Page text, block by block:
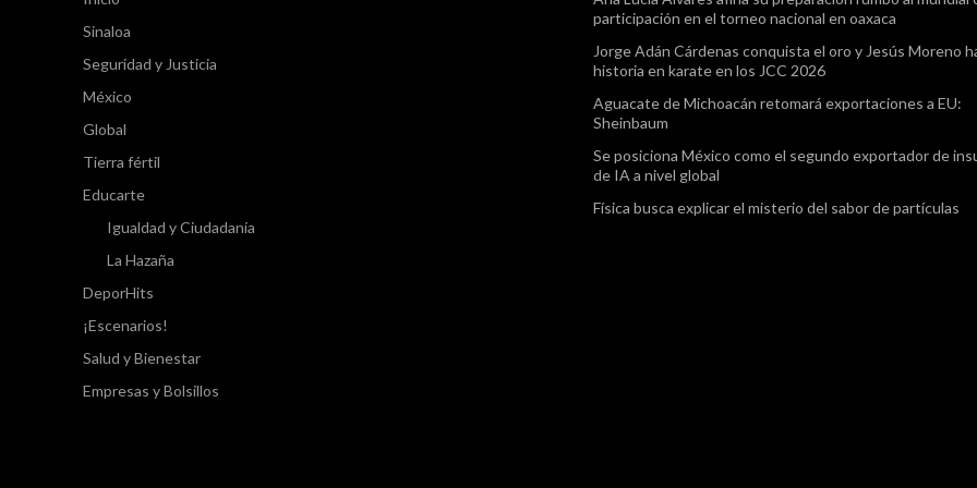
Sinaloa
Seguridad y Justicia
México
Global
Tierra fértil
Educarte
Igualdad y Ciudadanía
La Hazaña
DeporHits
¡Escenarios!
Salud y Bienestar
Empresas y Bolsillos
participación en el torneo nacional en oaxaca
Jorge Adán Cárdenas conquista el oro y Jesús Moreno
historia en karate en los JCC 2026
Aguacate de Michoacán retomará exportaciones a EU:
Sheinbaum
Se posiciona México como el segundo exportador de
de IA a nivel global
Física busca explicar el misterio del sabor de partículas